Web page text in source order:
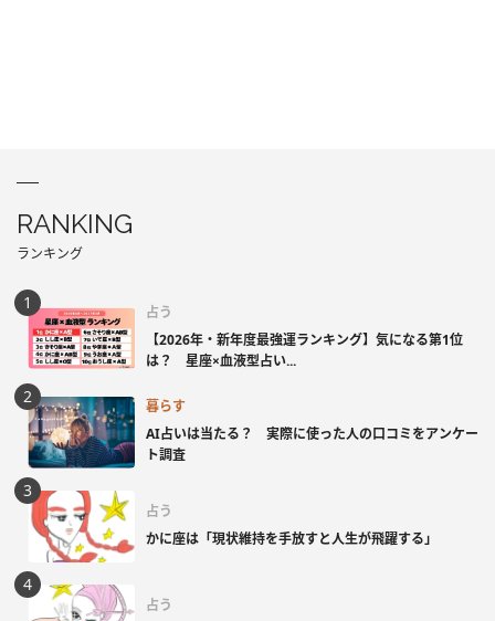
RANKING
ランキング
占う
【2026年・新年度最強運ランキング】気になる第1位
は？ 星座×血液型占い...
暮らす
AI占いは当たる？ 実際に使った人の口コミをアンケー
ト調査
占う
かに座は「現状維持を手放すと人生が飛躍する」
占う